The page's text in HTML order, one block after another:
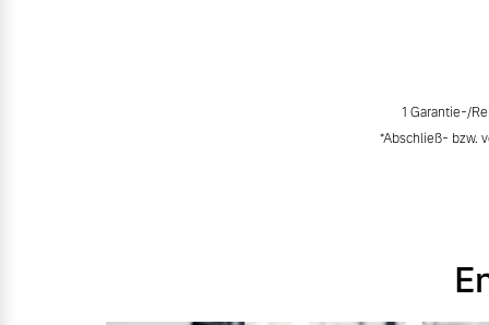
1 Garantie-/
*Abschließ- bzw.